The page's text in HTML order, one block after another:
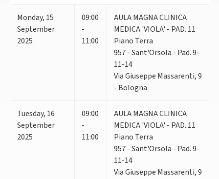
Monday, 15
September
2025
09:00
-
11:00
AULA MAGNA CLINICA
MEDICA 'VIOLA' - PAD. 11
Piano Terra
957 - Sant'Orsola - Pad. 9-
11-14
Via Giuseppe Massarenti, 9
- Bologna
Tuesday, 16
September
2025
09:00
-
11:00
AULA MAGNA CLINICA
MEDICA 'VIOLA' - PAD. 11
Piano Terra
957 - Sant'Orsola - Pad. 9-
11-14
Via Giuseppe Massarenti, 9